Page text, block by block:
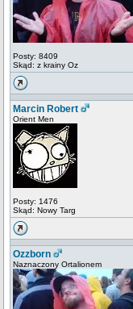
Posty: 8409
Skąd: z krainy Oz
Marcin Robert
Orient Men
Posty: 1476
Skąd: Nowy Targ
Ozzborn
Naznaczony Ortalionem